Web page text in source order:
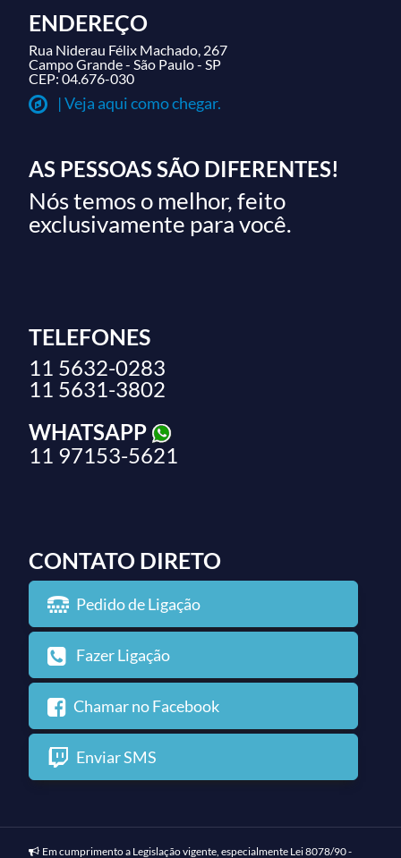
ENDEREÇO
Rua Niderau Félix Machado, 267
Campo Grande - São Paulo - SP
CEP: 04.676-030
| Veja aqui como chegar.
AS PESSOAS SÃO DIFERENTES!
Nós temos o melhor, feito
exclusivamente para você.
TELEFONES
11 5632-0283
11 5631-3802
WHATSAPP
11 97153-5621
CONTATO DIRETO
Pedido de Ligação
Fazer Ligação
Chamar no Facebook
Enviar SMS
Em cumprimento a Legislação vigente, especialmente Lei 8078/90 -